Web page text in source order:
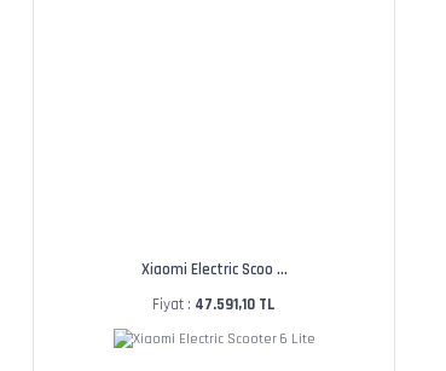
Xiaomi Electric Scoo ...
Fiyat : 47.591,10 TL